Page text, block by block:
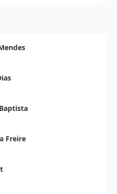
Freire